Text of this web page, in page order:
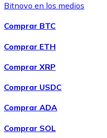
ComprarChainlink
LINK
Bitnovo en los medios
Comprar BTC
Comprar ETH
Comprar XRP
Comprar USDC
Comprar ADA
Comprar SOL